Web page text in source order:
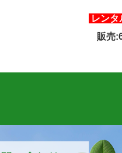
レンタ
販売